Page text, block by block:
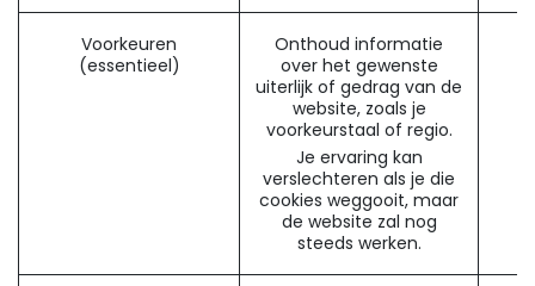
Voorkeuren
(essentieel)
Onthoud informatie
over het gewenste
uiterlijk of gedrag van de
website, zoals je
voorkeurstaal of regio.
Je ervaring kan
verslechteren als je die
cookies weggooit, maar
de website zal nog
steeds werken.